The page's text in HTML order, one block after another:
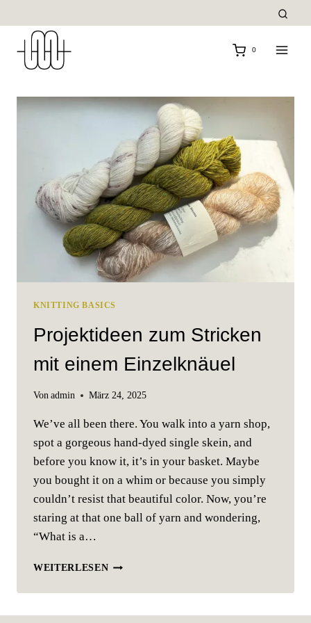
Inhalt
0
KNITTING BASICS
Projektideen zum Stricken
mit einem Einzelknäuel
Von admin März 24, 2025
We’ve all been there. You walk into a yarn shop,
spot a gorgeous hand-dyed single skein, and
before you know it, it’s in your basket. Maybe
you bought it on a whim or because you simply
couldn’t resist that beautiful color. Now, you’re
staring at that one ball of yarn and wondering,
“What is a…
WEITERLESENPROJEKTIDEEN
STRICKEN